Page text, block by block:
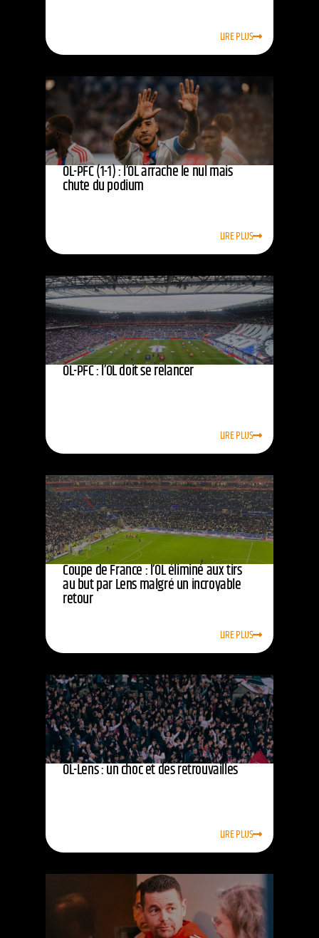
LIRE PLUS
OL-PFC (1-1) : l’OL arrache le nul mais
chute du podium
LIRE PLUS
OL-PFC : l’OL doit se relancer
LIRE PLUS
Coupe de France : l’OL éliminé aux tirs
au but par Lens malgré un incroyable
retour
LIRE PLUS
OL-Lens : un choc et des retrouvailles
LIRE PLUS